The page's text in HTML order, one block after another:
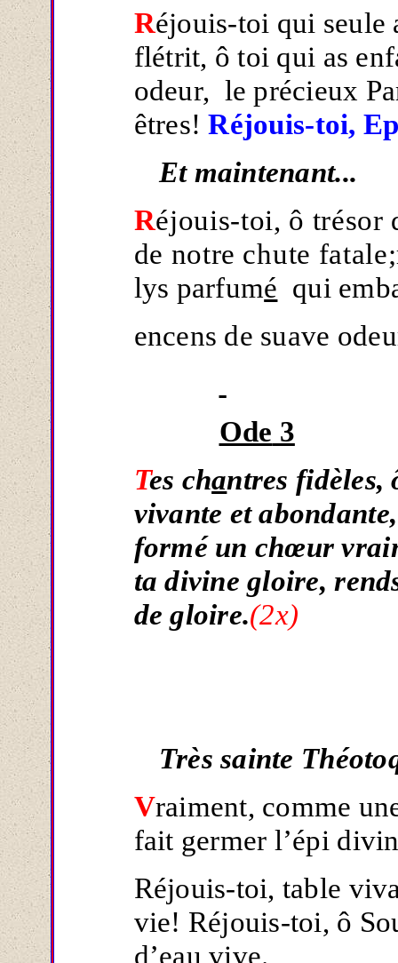
Réjouis-toi qui seule
flétrit, ô toi qui as
odeur, le précieux
êtres!Réjouis-toi,
Et maintenant...
Réjouis-toi, ô trésor
de notre chute
lys parfumé qui
encens de suave
Ode 3
Tes chantres fidèles,
vivante et
formé un chœur
ta divine gloire,
de gloire.(2x)
Très sainte
Vraiment, comme
fait germer l’épi
Réjouis-toi, table
vie! Réjouis-toi, ô
d’eau vive.